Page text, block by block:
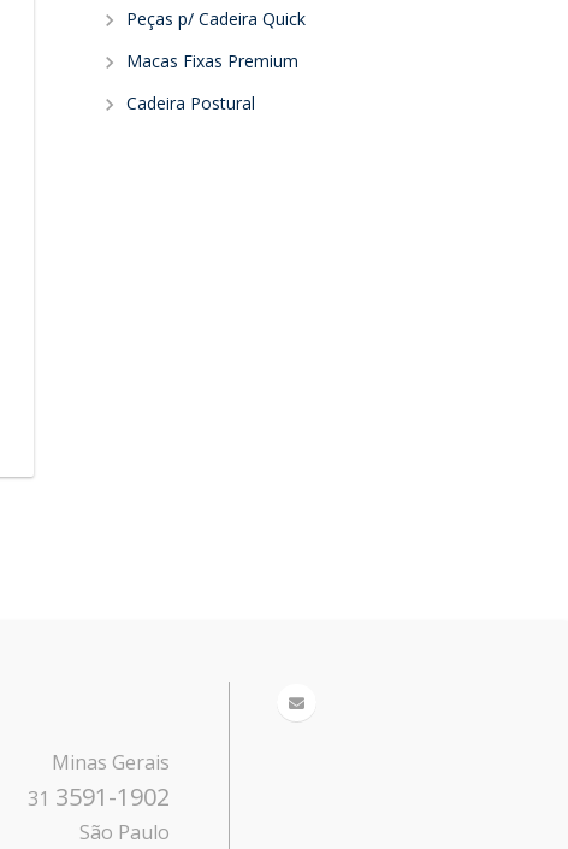
Peças p/ Cadeira Quick
Macas Fixas Premium
Cadeira Postural
Minas Gerais
31 3591-1902
São Paulo